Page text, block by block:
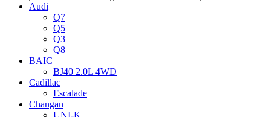
Audi
Q7
Q5
Q3
Q8
BAIC
BJ40 2.0L 4WD
Cadillac
Escalade
Changan
UNI-K